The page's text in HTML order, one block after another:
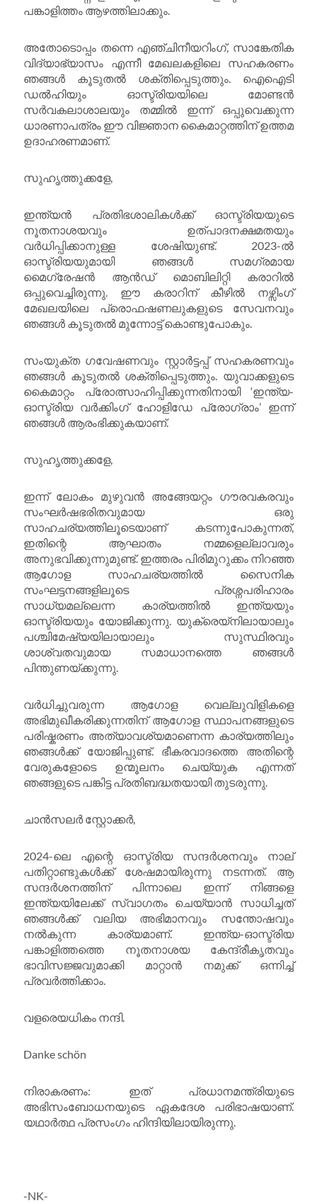
പങ്കാളിത്തം ആഴത്തിലാക്കും.
അതോടൊപ്പം തന്നെ എഞ്ചിനീയറിംഗ്, സാങ്കേതിക
വിദ്യാഭ്യാസം എന്നീ മേഖലകളിലെ സഹകരണം
ഞങ്ങൾ കൂടുതൽ ശക്തിപ്പെടുത്തും. ഐഐടി
ഡൽഹിയും ഓസ്ട്രിയയിലെ മോണ്ടൻ
സർവകലാശാലയും തമ്മിൽ ഇന്ന് ഒപ്പുവെക്കുന്ന
ധാരണാപത്രം ഈ വിജ്ഞാന കൈമാറ്റത്തിന് ഉത്തമ
ഉദാഹരണമാണ്.
സുഹൃത്തുക്കളേ,
ഇന്ത്യൻ പ്രതിഭശാലികൾക്ക് ഓസ്ട്രിയയുടെ
നൂതനാശയവും ഉത്പാദനക്ഷമതയും
വർധിപ്പിക്കാനുള്ള ശേഷിയുണ്ട്. 2023-ൽ
ഓസ്ട്രിയയുമായി ഞങ്ങൾ സമഗ്രമായ
മൈഗ്രേഷൻ ആൻഡ് മൊബിലിറ്റി കരാറിൽ
ഒപ്പുവെച്ചിരുന്നു. ഈ കരാറിന് കീഴിൽ നഴ്സിംഗ്
മേഖലയിലെ പ്രൊഫഷണലുകളുടെ സേവനവും
ഞങ്ങൾ കൂടുതൽ മുന്നോട്ട് കൊണ്ടുപോകും.
സംയുക്ത ഗവേഷണവും സ്റ്റാർട്ടപ്പ് സഹകരണവും
ഞങ്ങൾ കൂടുതൽ ശക്തിപ്പെടുത്തും. യുവാക്കളുടെ
കൈമാറ്റം പ്രോത്സാഹിപ്പിക്കുന്നതിനായി ‘ഇന്ത്യ-
ഓസ്ട്രിയ വർക്കിംഗ് ഹോളിഡേ പ്രോഗ്രാം’ ഇന്ന്
ഞങ്ങൾ ആരംഭിക്കുകയാണ്.
സുഹൃത്തുക്കളേ,
ഇന്ന് ലോകം മുഴുവൻ അങ്ങേയറ്റം ഗൗരവകരവും
സംഘർഷഭരിതവുമായ ഒരു
സാഹചര്യത്തിലൂടെയാണ് കടന്നുപോകുന്നത്,
ഇതിന്റെ ആഘാതം നമ്മളെല്ലാവരും
അനുഭവിക്കുന്നുമുണ്ട്. ഇത്തരം പിരിമുറുക്കം നിറഞ്ഞ
ആഗോള സാഹചര്യത്തിൽ സൈനിക
സംഘട്ടനങ്ങളിലൂടെ പ്രശ്നപരിഹാരം
സാധ്യമല്ലെന്ന കാര്യത്തിൽ ഇന്ത്യയും
ഓസ്ട്രിയയും യോജിക്കുന്നു. യുക്രെയ്നിലായാലും
പശ്ചിമേഷ്യയിലായാലും സുസ്ഥിരവും
ശാശ്വതവുമായ സമാധാനത്തെ ഞങ്ങൾ
പിന്തുണയ്ക്കുന്നു.
വർധിച്ചുവരുന്ന ആഗോള വെല്ലുവിളികളെ
അഭിമുഖീകരിക്കുന്നതിന് ആഗോള സ്ഥാപനങ്ങളുടെ
പരിഷ്കരണം അത്യാവശ്യമാണെന്ന കാര്യത്തിലും
ഞങ്ങൾക്ക് യോജിപ്പുണ്ട്. ഭീകരവാദത്തെ അതിന്റെ
വേരുകളോടെ ഉന്മൂലനം ചെയ്യുക എന്നത്
ഞങ്ങളുടെ പങ്കിട്ട പ്രതിബദ്ധതയായി തുടരുന്നു.
ചാൻസലർ സ്റ്റോക്കർ,
2024-ലെ എന്റെ ഓസ്ട്രിയ സന്ദർശനവും നാല്
പതിറ്റാണ്ടുകൾക്ക് ശേഷമായിരുന്നു നടന്നത്. ആ
സന്ദർശനത്തിന് പിന്നാലെ ഇന്ന് നിങ്ങളെ
ഇന്ത്യയിലേക്ക് സ്വാഗതം ചെയ്യാൻ സാധിച്ചത്
ഞങ്ങൾക്ക് വലിയ അഭിമാനവും സന്തോഷവും
നൽകുന്ന കാര്യമാണ്. ഇന്ത്യ-ഓസ്ട്രിയ
പങ്കാളിത്തത്തെ നൂതനാശയ കേന്ദ്രീകൃതവും
ഭാവിസജ്ജവുമാക്കി മാറ്റാൻ നമുക്ക് ഒന്നിച്ച്
പ്രവർത്തിക്കാം.
വളരെയധികം നന്ദി.
Danke schön
നിരാകരണം: ഇത് പ്രധാനമന്ത്രിയുടെ
അഭിസംബോധനയുടെ ഏകദേശ പരിഭാഷയാണ്.
യഥാർത്ഥ പ്രസംഗം ഹിന്ദിയിലായിരുന്നു.
-NK-